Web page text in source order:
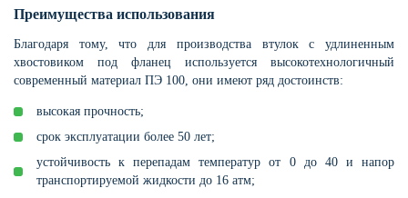
Преимущества использования
Благодаря тому, что для производства втулок с удлиненным
хвостовиком под фланец используется высокотехнологичный
современный материал ПЭ 100, они имеют ряд достоинств:
высокая прочность;
срок эксплуатации более 50 лет;
устойчивость к перепадам температур от 0 до 40 и напор
транспортируемой жидкости до 16 атм;